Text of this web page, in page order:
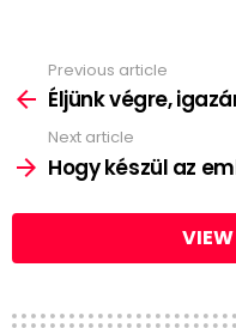
more
Previous article
Éljünk végre,
Next article
Hogy készül az